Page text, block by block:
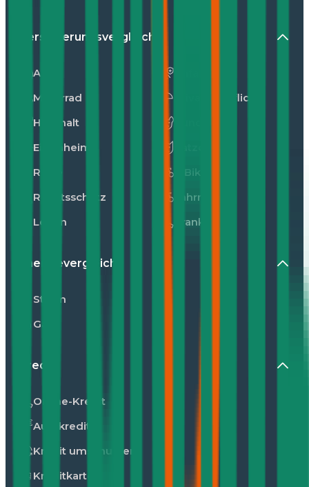
Versicherungsvergleiche
Auto
Motorrad
Haushalt
Eigenheim
Reise
Rechtsschutz
Leben
Privathaftpflicht
E-Bike
Fahrrad
Kranken
Energievergleiche
Strom
Gas
Kredit
Online-Kredit
Autokredit
Kredit umschulden
Kreditkarte